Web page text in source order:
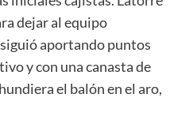
dejar al equipo
aportando puntos
y con una canasta de
el balón en el aro,